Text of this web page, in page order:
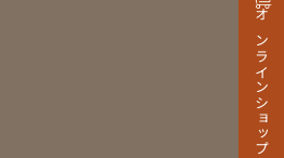
オンラインショップ